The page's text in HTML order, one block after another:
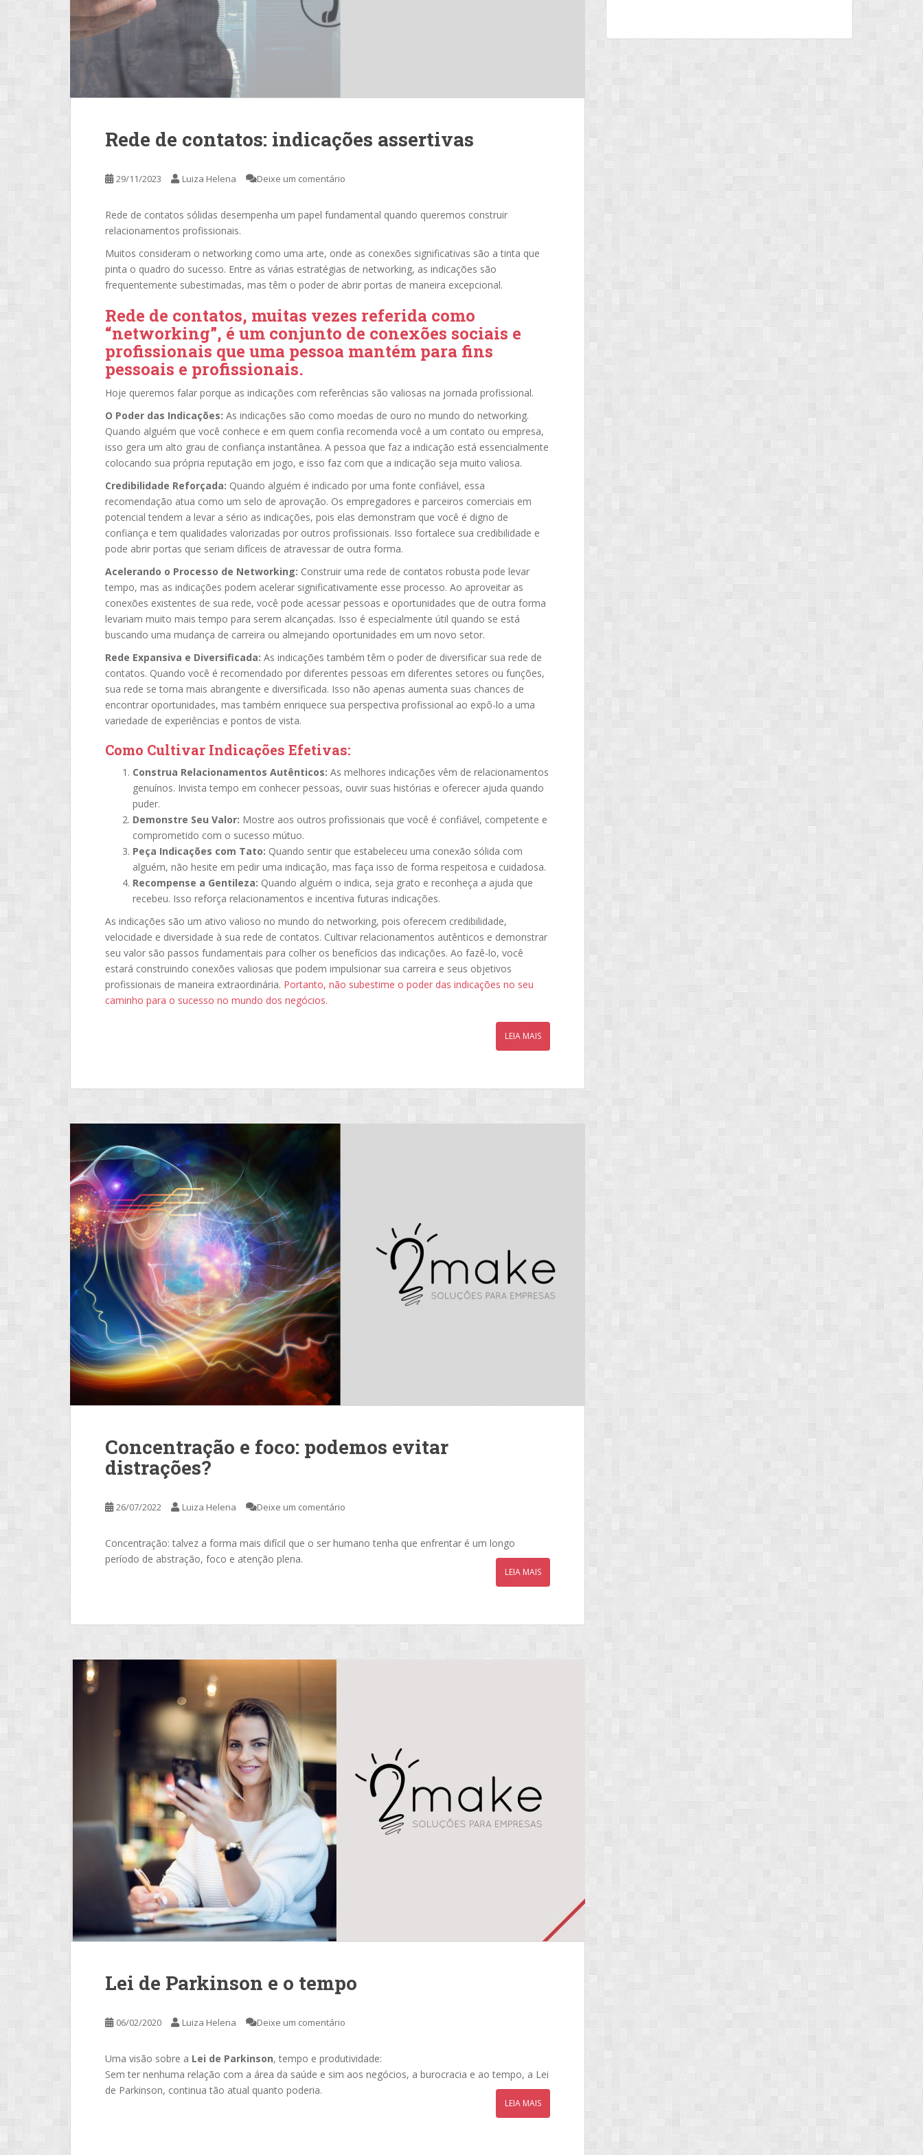
Rede de contatos: indicações assertivas
29/11/2023 Luiza Helena Deixe um comentário
Rede de contatos sólidas desempenha um papel fundamental quando queremos construir
relacionamentos profissionais.
Muitos consideram o networking como uma arte, onde as conexões significativas são a tinta que
pinta o quadro do sucesso. Entre as várias estratégias de networking, as indicações são
frequentemente subestimadas, mas têm o poder de abrir portas de maneira excepcional.
Rede de contatos, muitas vezes referida como
“networking”, é um conjunto de conexões sociais e
profissionais que uma pessoa mantém para fins
pessoais e profissionais.
Hoje queremos falar porque as indicações com referências são valiosas na jornada profissional.
O Poder das Indicações: As indicações são como moedas de ouro no mundo do networking.
Quando alguém que você conhece e em quem confia recomenda você a um contato ou empresa,
isso gera um alto grau de confiança instantânea. A pessoa que faz a indicação está essencialmente
colocando sua própria reputação em jogo, e isso faz com que a indicação seja muito valiosa.
Credibilidade Reforçada: Quando alguém é indicado por uma fonte confiável, essa
recomendação atua como um selo de aprovação. Os empregadores e parceiros comerciais em
potencial tendem a levar a sério as indicações, pois elas demonstram que você é digno de
confiança e tem qualidades valorizadas por outros profissionais. Isso fortalece sua credibilidade e
pode abrir portas que seriam difíceis de atravessar de outra forma.
Acelerando o Processo de Networking: Construir uma rede de contatos robusta pode levar
tempo, mas as indicações podem acelerar significativamente esse processo. Ao aproveitar as
conexões existentes de sua rede, você pode acessar pessoas e oportunidades que de outra forma
levariam muito mais tempo para serem alcançadas. Isso é especialmente útil quando se está
buscando uma mudança de carreira ou almejando oportunidades em um novo setor.
Rede Expansiva e Diversificada: As indicações também têm o poder de diversificar sua rede de
contatos. Quando você é recomendado por diferentes pessoas em diferentes setores ou funções,
sua rede se torna mais abrangente e diversificada. Isso não apenas aumenta suas chances de
encontrar oportunidades, mas também enriquece sua perspectiva profissional ao expô-lo a uma
variedade de experiências e pontos de vista.
Como Cultivar Indicações Efetivas:
Construa Relacionamentos Autênticos: As melhores indicações vêm de relacionamentos
genuínos. Invista tempo em conhecer pessoas, ouvir suas histórias e oferecer ajuda quando
puder.
Demonstre Seu Valor: Mostre aos outros profissionais que você é confiável, competente e
comprometido com o sucesso mútuo.
Peça Indicações com Tato: Quando sentir que estabeleceu uma conexão sólida com
alguém, não hesite em pedir uma indicação, mas faça isso de forma respeitosa e cuidadosa.
Recompense a Gentileza: Quando alguém o indica, seja grato e reconheça a ajuda que
recebeu. Isso reforça relacionamentos e incentiva futuras indicações.
As indicações são um ativo valioso no mundo do networking, pois oferecem credibilidade,
velocidade e diversidade à sua rede de contatos. Cultivar relacionamentos autênticos e demonstrar
seu valor são passos fundamentais para colher os benefícios das indicações. Ao fazê-lo, você
estará construindo conexões valiosas que podem impulsionar sua carreira e seus objetivos
profissionais de maneira extraordinária. Portanto, não subestime o poder das indicações no seu
caminho para o sucesso no mundo dos negócios.
LEIA MAIS
Concentração e foco: podemos evitar
distrações?
26/07/2022 Luiza Helena Deixe um comentário
Concentração: talvez a forma mais difícil que o ser humano tenha que enfrentar é um longo
período de abstração, foco e atenção plena.
LEIA MAIS
Lei de Parkinson e o tempo
06/02/2020 Luiza Helena Deixe um comentário
Uma visão sobre a Lei de Parkinson, tempo e produtividade:
Sem ter nenhuma relação com a área da saúde e sim aos negócios, a burocracia e ao tempo, a Lei
de Parkinson, continua tão atual quanto poderia.
LEIA MAIS